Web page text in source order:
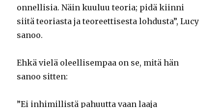
onnellisia. Näin kuuluu teoria; pidä kiinni
siitä teoriasta ja teoreettisesta lohdusta”, Lucy
sanoo.
Ehkä vielä oleellisempaa on se, mitä hän
sanoo sitten:
”Ei inhimillistä pahuutta vaan laaja